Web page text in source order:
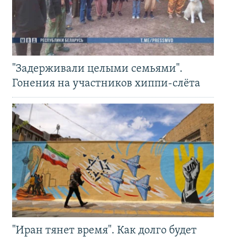
"Задерживали целыми семьями".
Гонения на участников хиппи-слёта
"Иран тянет время". Как долго будет